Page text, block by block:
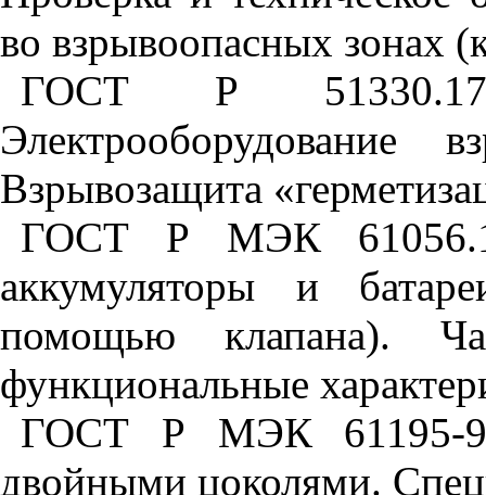
во взрывоопасных зонах
ГОСТ Р
Электрооборудование
Взрывозащита
ГОСТ Р МЭК 61056.1-
аккумуляторы и
помощью клапана).
функциональные
ГОСТ Р МЭК 61195-
двойными цоколями.